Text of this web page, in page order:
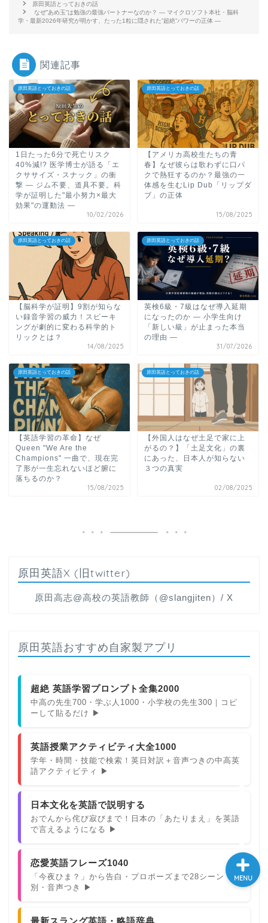
原田英語とっておきの話
なぜ”あめ玉”は勉強の最強パートナーなのか？ ― マイクロソフト本社・脳科
学・最新2026年研究が明かす、たった1粒に隠された”超絶”パワーの正体 ―
関連記事
原田英語とっておきの話
1日たった6分で死亡リスク
40%減!? 医学博士が語る「エ
クササイズ・スナック」の衝
撃 ― ジム不要、道具不要。科
学が証明した"最小努力×最大
効果"の運動法 ―
10/02/2026
原田英語とっておきの話
【アメリカ高校生たちの青
春】なぜ彼らは歌わずに口パ
クで熱狂するのか？最強の一
体感を生むLip Dub「リップダ
ブ」の正体
15/08/2025
原田英語とっておきの話
【脳科学が証明】9割が知らな
い録音学習の威力！スピーキ
ングが劇的に変わる科学的ト
リックとは？
14/08/2025
原田英語とっておきの話
英検6級・7級はなぜ導入延期
になったのか ― 小学生向け
「新しい級」が止まった本当
の理由 ―
31/07/2026
原田英語とっておきの話
【英語学習の革命】なぜ
Queen "We Are the
Champions" 一曲で、現在完
了形が一生忘れないほど腑に
落ちるのか？
15/08/2025
原田英語とっておきの話
【外国人はなぜ土足で家に上
がるの？】「土足文化」の裏
にあった、日本人が知らない
３つの真実
02/08/2025
原田英語X (旧twitter)
原田高志@高校の英語教師（@slangjiten）/ X
原田英語おすすめ自家製アプリ
超絶 英語学習プロンプト全集2000
中高の先生700・学ぶ人1000・小学校の先生300｜コピ
ーして貼るだけ ▶
英語授業アクティビティ大全1000
学年・時間・技能で検索！英日対訳＋音声つきの中高英
語アクティビティ ▶
日本文化を英語で説明する
おでんから侘び寂びまで！日本の「あたりまえ」を英語
で言えるようになる ▶
恋愛英語フレーズ1040
「今夜ひま？」から告白・プロポーズまで28シーン
別・音声つき ▶
MENU
原田高志の”ほぼ日刊”英語
学習＆大学入試英語コラム
英語名言・格言・カッコい
い英語＆素敵な英文フレー
過去記事